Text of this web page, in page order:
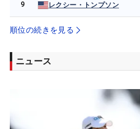
9 レクシー・トンプソン
順位の続きを見る
ニュース